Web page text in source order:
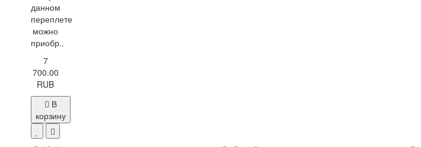
данном
переплете
можно
приобр..
7
700.00
RUB
В
корзину